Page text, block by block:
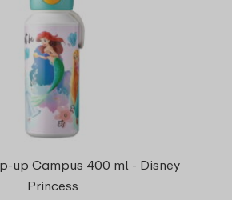
up Campus 400 ml - Disney
Princess